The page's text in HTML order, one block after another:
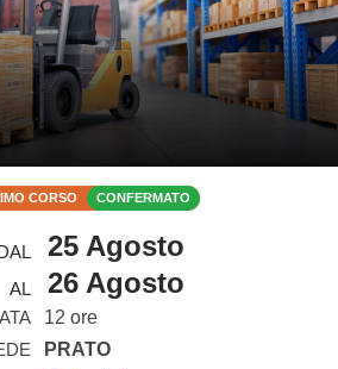
CORSO CONFERMATO
25 Agosto
AL 26 Agosto
12 ore
PRATO